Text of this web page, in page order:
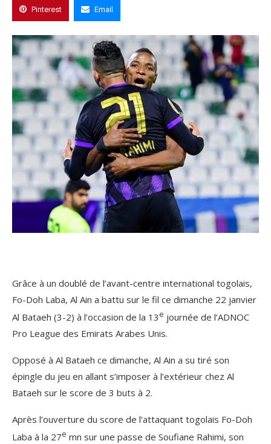
Pinterest Email
Grâce à un doublé de l’avant-centre international togolais,
Fo-Doh Laba, Al Ain a battu sur le fil ce dimanche 22 janvier
Al Bataeh (3-2) à l’occasion de la 13e journée de l’ADNOC
Pro League des Emirats Arabes Unis.
Opposé à Al Bataeh ce dimanche, Al Ain a su tiré son
épingle du jeu en allant s’imposer à l’extérieur chez Al
Bataeh sur le score de 3 buts à 2.
Après l’ouverture du score de l’attaquant togolais Fo-Doh
Laba à la 27e mn sur une passe de Soufiane Rahimi, son